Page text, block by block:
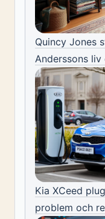
Quincy Jones
Anderssons
Kia XCeed
problem och